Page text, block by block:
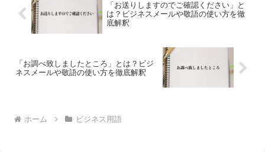
「お送りしますのでご確認ください」と
は？ビジネスメールや敬語の使い方を徹
底解釈
「お調べ致しましたところ」とは？ビジ
ネスメールや敬語の使い方を徹底解釈
ホーム ビジネス用語